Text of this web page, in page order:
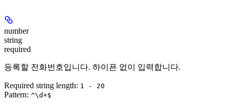
number
string
required
등록할 전화번호입니다. 하이픈 없이 입력합니다.
Required string length: 1 - 20
Pattern: ^\d+$